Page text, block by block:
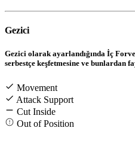
Gezici
Gezici olarak ayarlandığında İç
serbestçe keşfetmesine ve bunlardan
Movement
Attack Support
Cut Inside
Out of Position